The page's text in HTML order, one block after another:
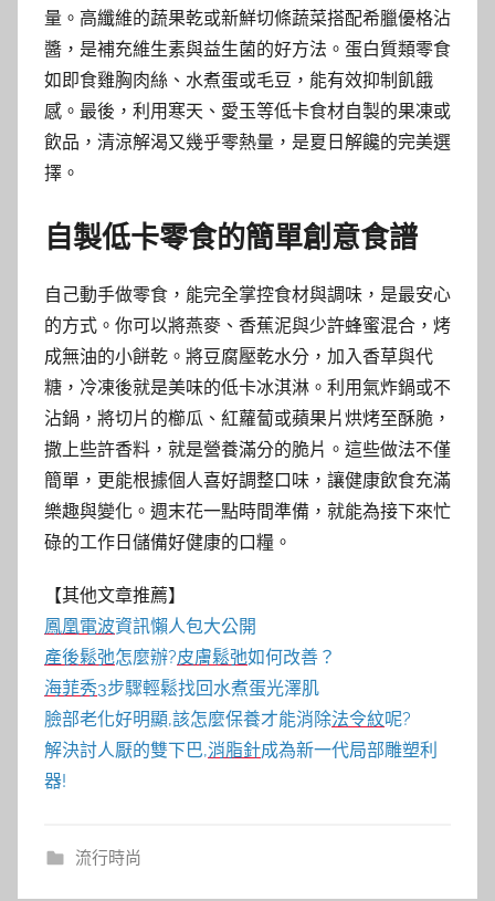
量。高纖維的蔬果乾或新鮮切條蔬菜搭配希臘優格沾
醬，是補充維生素與益生菌的好方法。蛋白質類零食
如即食雞胸肉絲、水煮蛋或毛豆，能有效抑制飢餓
感。最後，利用寒天、愛玉等低卡食材自製的果凍或
飲品，清涼解渴又幾乎零熱量，是夏日解饞的完美選
擇。
自製低卡零食的簡單創意食譜
自己動手做零食，能完全掌控食材與調味，是最安心
的方式。你可以將燕麥、香蕉泥與少許蜂蜜混合，烤
成無油的小餅乾。將豆腐壓乾水分，加入香草與代
糖，冷凍後就是美味的低卡冰淇淋。利用氣炸鍋或不
沾鍋，將切片的櫛瓜、紅蘿蔔或蘋果片烘烤至酥脆，
撒上些許香料，就是營養滿分的脆片。這些做法不僅
簡單，更能根據個人喜好調整口味，讓健康飲食充滿
樂趣與變化。週末花一點時間準備，就能為接下來忙
碌的工作日儲備好健康的口糧。
【其他文章推薦】
鳳凰電波資訊懶人包大公開
產後鬆弛怎麼辦?皮膚鬆弛如何改善？
海菲秀3步驟輕鬆找回水煮蛋光澤肌
臉部老化好明顯,該怎麼保養才能消除法令紋呢?
解決討人厭的雙下巴,消脂針成為新一代局部雕塑利
器!
流行時尚